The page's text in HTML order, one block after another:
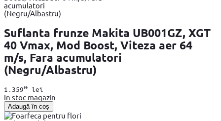
Suflanta frunze Makita UB001GZ, XGT
40 Vmax, Mod Boost, Viteza aer 64
m/s, Fara acumulatori
(Negru/Albastru)
1.35999lei
In stoc magazin
Adaugă în coș